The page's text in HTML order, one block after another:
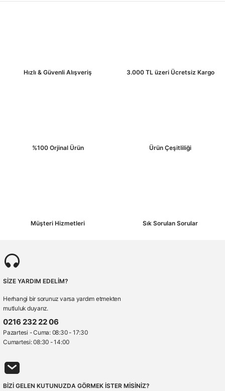
Hızlı & Güvenli Alışveriş 3.000 TL üzeri Ücretsiz Kargo
%100 Orjinal Ürün Ürün Çeşitliliği
Müşteri Hizmetleri Sık Sorulan Sorular
SİZE YARDIM EDELİM?
Herhangi bir sorunuz varsa yardım etmekten
mutluluk duyarız.
0216 232 22 06
Pazartesi - Cuma: 08:30 - 17:30
Cumartesi: 08:30 - 14:00
BİZİ GELEN KUTUNUZDA GÖRMEK İSTER MİSİNİZ?